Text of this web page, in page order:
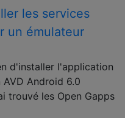
les services
un émulateur
d'installer l'application
AVD Android 6.0
trouvé les Open Gapps